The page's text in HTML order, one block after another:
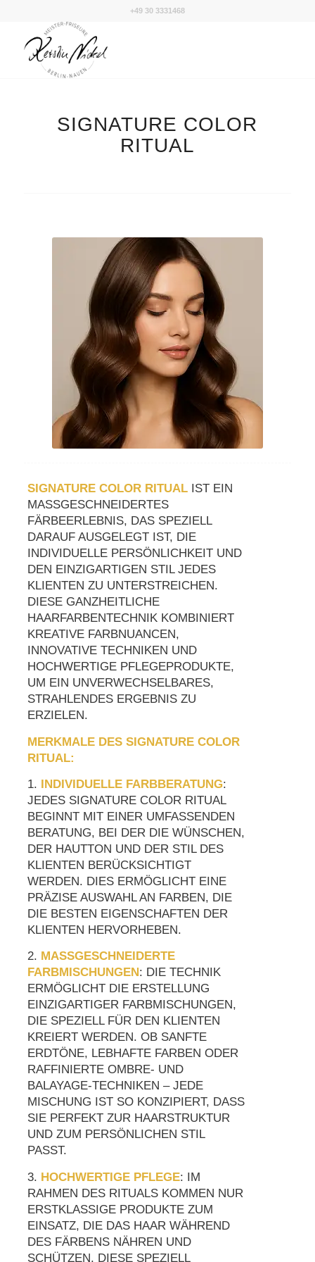
+49 30 3331468
SIGNATURE COLOR
RITUAL
SIGNATURE COLOR RITUALIST EIN
MASSGESCHNEIDERTES F
ÄRBEERLEBNIS, DAS SPEZIELL D
ARAUF AUSGELEGT IST, DIE I
NDIVIDUELLE PERSÖNLICHKEIT UND D
EN EINZIGARTIGEN STIL JEDES K
LIENTEN ZU UNTERSTREICHEN. D
IESE GANZHEITLICHE H
AARFARBENTECHNIK KOMBINIERT K
REATIVE FARBNUANCEN, I
NNOVATIVE TECHNIKEN UND H
OCHWERTIGE PFLEGEPRODUKTE, U
M EIN UNVERWECHSELBARES, S
TRAHLENDES ERGEBNIS ZU E
RZIELEN.
MERKMALE DES SIGNATURE COLOR
RITUAL:
1. INDIVIDUELLE FARBBERATUNG:
JEDES SIGNATURE COLOR RITUAL
BEGINNT MIT EINER UMFASSENDEN
BERATUNG, BEI DER DIE WÜNSCHEN,
DER HAUTTON UND DER STIL DES
KLIENTEN BERÜCKSICHTIGT
WERDEN. DIES ERMÖGLICHT EINE
PRÄZISE AUSWAHL AN FARBEN, DIE
DIE BESTEN EIGENSCHAFTEN DER
KLIENTEN HERVORHEBEN.
2. MASSGESCHNEIDERTE F
ARBMISCHUNGEN
: DIE TECHNIK
ERMÖGLICHT DIE ERSTELLUNG
EINZIGARTIGER FARBMISCHUNGEN,
DIE SPEZIELL FÜR DEN KLIENTEN
KREIERT WERDEN. OB SANFTE
ERDTÖNE, LEBHAFTE FARBEN ODER
RAFFINIERTE OMBRE- UND
BALAYAGE-TECHNIKEN – JEDE
MISCHUNG IST SO KONZIPIERT, DASS
SIE PERFEKT ZUR HAARSTRUKTUR
UND ZUM PERSÖNLICHEN STIL
PASST.
3. HOCHWERTIGE PFLEGE: IM
RAHMEN DES RITUALS KOMMEN NUR
ERSTKLASSIGE PRODUKTE ZUM
EINSATZ, DIE DAS HAAR WÄHREND
DES FÄRBENS NÄHREN UND
SCHÜTZEN. DIESE SPEZIELL